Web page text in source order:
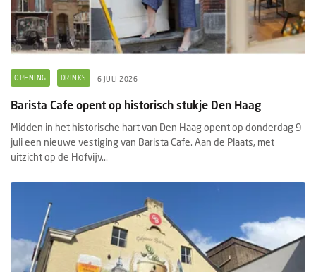
OPENING DRINKS 6 JULI 2026
Barista Cafe opent op historisch stukje Den Haag
Midden in het historische hart van Den Haag opent op donderdag 9
juli een nieuwe vestiging van Barista Cafe. Aan de Plaats, met
uitzicht op de Hofvijv...